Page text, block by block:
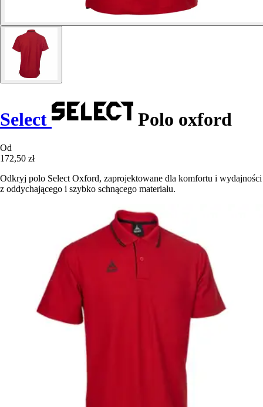
Select Polo oxford
Od
172,50 zł
Odkryj polo Select Oxford, zaprojektowane dla komfortu i wydajności
z oddychającego i szybko schnącego materiału.